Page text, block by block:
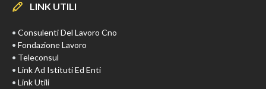
LINK UTILI
• Consulenti Del Lavoro Cno
• Fondazione Lavoro
• Teleconsul
• Link Ad Istituti Ed Enti
• Link Utili